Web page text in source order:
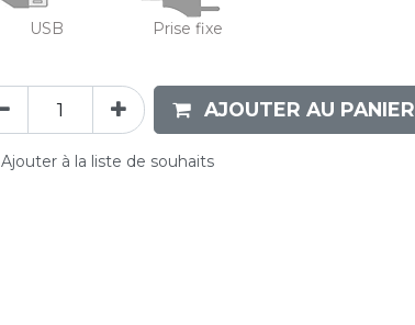
USB Prise fixe
AJOUTER AU PANIER
Ajouter à la liste de souhaits